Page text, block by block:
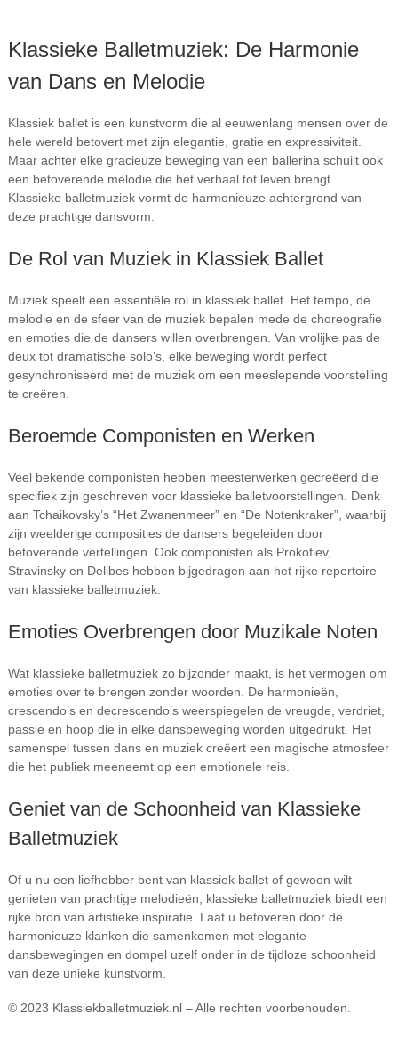
Klassieke Balletmuziek: De Harmonie
van Dans en Melodie
Klassiek ballet is een kunstvorm die al eeuwenlang mensen over de
hele wereld betovert met zijn elegantie, gratie en expressiviteit.
Maar achter elke gracieuze beweging van een ballerina schuilt ook
een betoverende melodie die het verhaal tot leven brengt.
Klassieke balletmuziek vormt de harmonieuze achtergrond van
deze prachtige dansvorm.
De Rol van Muziek in Klassiek Ballet
Muziek speelt een essentiële rol in klassiek ballet. Het tempo, de
melodie en de sfeer van de muziek bepalen mede de choreografie
en emoties die de dansers willen overbrengen. Van vrolijke pas de
deux tot dramatische solo’s, elke beweging wordt perfect
gesynchroniseerd met de muziek om een meeslepende voorstelling
te creëren.
Beroemde Componisten en Werken
Veel bekende componisten hebben meesterwerken gecreëerd die
specifiek zijn geschreven voor klassieke balletvoorstellingen. Denk
aan Tchaikovsky’s “Het Zwanenmeer” en “De Notenkraker”, waarbij
zijn weelderige composities de dansers begeleiden door
betoverende vertellingen. Ook componisten als Prokofiev,
Stravinsky en Delibes hebben bijgedragen aan het rijke repertoire
van klassieke balletmuziek.
Emoties Overbrengen door Muzikale Noten
Wat klassieke balletmuziek zo bijzonder maakt, is het vermogen om
emoties over te brengen zonder woorden. De harmonieën,
crescendo’s en decrescendo’s weerspiegelen de vreugde, verdriet,
passie en hoop die in elke dansbeweging worden uitgedrukt. Het
samenspel tussen dans en muziek creëert een magische atmosfeer
die het publiek meeneemt op een emotionele reis.
Geniet van de Schoonheid van Klassieke
Balletmuziek
Of u nu een liefhebber bent van klassiek ballet of gewoon wilt
genieten van prachtige melodieën, klassieke balletmuziek biedt een
rijke bron van artistieke inspiratie. Laat u betoveren door de
harmonieuze klanken die samenkomen met elegante
dansbewegingen en dompel uzelf onder in de tijdloze schoonheid
van deze unieke kunstvorm.
© 2023 Klassiekballetmuziek.nl – Alle rechten voorbehouden.